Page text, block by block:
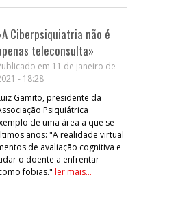
Ciberpsiquiatria não é
teleconsulta»
em 11 de janeiro de
- 18:28
Gamito, presidente da
Psiquiátrica
de uma área a que se
anos: "A realidade virtual
de avaliação cognitiva e
o doente a enfrentar
fobias." ler mais...